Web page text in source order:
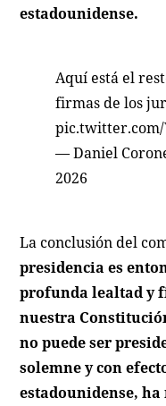
estadounidense.
Aquí está el
firmas de los
— Daniel
2026
La conclusión del
presidencia es
profunda lealtad y
nuestra
no puede ser
solemne y con
estadounidense,